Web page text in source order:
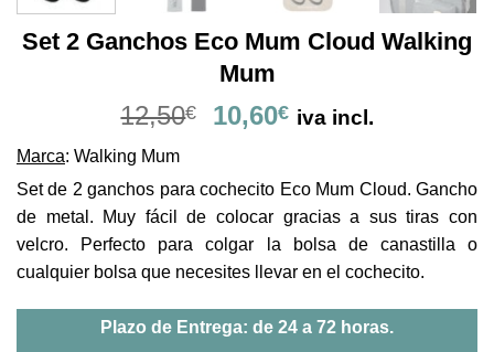
Set 2 Ganchos Eco Mum Cloud Walking
Mum
12,50€
El
era:
12,50€.
10,60€El
es:
10,60€.
iva incl.
Marca: Walking Mum
Set de 2 ganchos para cochecito Eco Mum Cloud. Gancho
de metal. Muy fácil de colocar gracias a sus tiras con
velcro. Perfecto para colgar la bolsa de canastilla o
cualquier bolsa que necesites llevar en el cochecito.
Plazo de Entrega: de 24 a 72 horas.